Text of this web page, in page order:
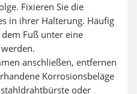
Fixieren Sie die
in ihrer Halterung. Häufig
Fuß unter eine
anschließen, entfernen
Korrosionsbeläge
oder